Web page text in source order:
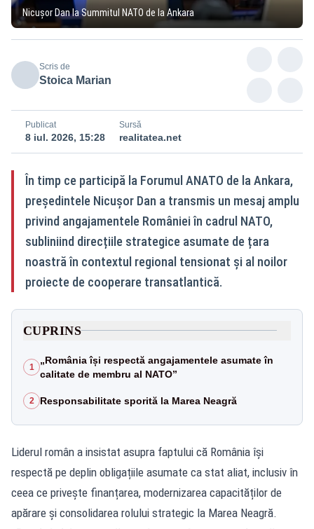
Nicușor Dan la Summitul NATO de la Ankara
Scris de
Stoica Marian
Publicat
8 iul. 2026, 15:28
Sursă
realitatea.net
În timp ce participă la Forumul ANATO de la Ankara,
președintele Nicușor Dan a transmis un mesaj amplu
privind angajamentele României în cadrul NATO,
subliniind direcțiile strategice asumate de țara
noastră în contextul regional tensionat și al noilor
proiecte de cooperare transatlantică.
CUPRINS
1
„România își respectă angajamentele asumate în
calitate de membru al NATO”
2 Responsabilitate sporită la Marea Neagră
Liderul român a insistat asupra faptului că România își
respectă pe deplin obligațiile asumate ca stat aliat, inclusiv în
ceea ce privește finanțarea, modernizarea capacităților de
apărare și consolidarea rolului strategic la Marea Neagră.